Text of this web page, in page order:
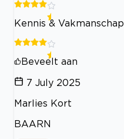
Kennis & Vakmanschap
Beveelt aan
7 July 2025
Marlies Kort
BAARN